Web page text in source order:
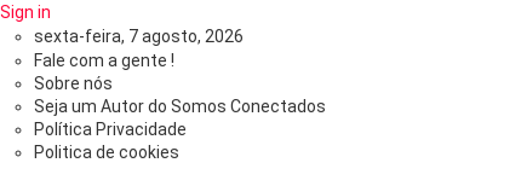
Sign in
sexta-feira, 7 agosto, 2026
Fale com a gente !
Sobre nós
Seja um Autor do Somos Conectados
Política Privacidade
Politica de cookies